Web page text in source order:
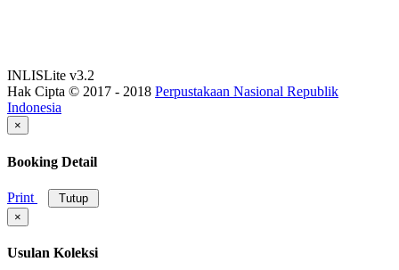
INLISLite v3.2
Hak Cipta © 2017 - 2018 Perpustakaan Nasional Republik
Indonesia
×
Booking Detail
Print
Tutup
×
Usulan Koleksi